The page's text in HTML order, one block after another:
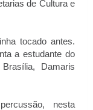
de Cultura e
tocado antes.
a estudante do
Damaris
nesta